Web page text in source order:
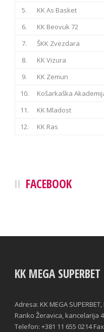
5.
KK As Basket
6.
KK Beovuk 72
7.
ŠKK Zvezdara
8.
KK Vizura
9.
KK Zemun
10.
Košarkaška
11.
KK Mladost
12.
KK Ras
FACEBOOK
KK MEGA SUPERBET
Adresa: KK MEGA
Ranko Žeravica, kancelarija
Telefon: +381 11 655 0214